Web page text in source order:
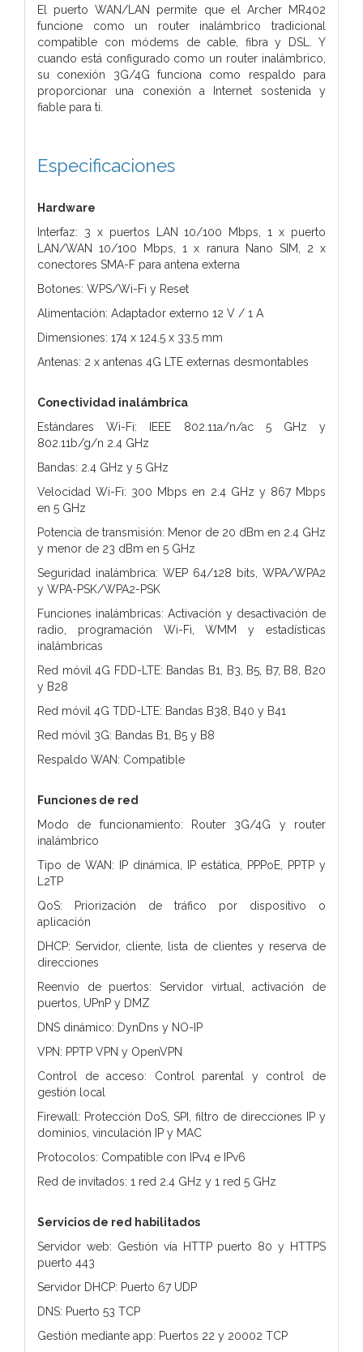
El puerto WAN/LAN permite que el Archer MR402
funcione como un router inalámbrico tradicional
compatible con módems de cable, fibra y DSL. Y
cuando está configurado como un router inalámbrico,
su conexión 3G/4G funciona como respaldo para
proporcionar una conexión a Internet sostenida y
fiable para ti.
Especificaciones
Hardware
Interfaz: 3 x puertos LAN 10/100 Mbps, 1 x puerto
LAN/WAN 10/100 Mbps, 1 x ranura Nano SIM, 2 x
conectores SMA-F para antena externa
Botones: WPS/Wi-Fi y Reset
Alimentación: Adaptador externo 12 V / 1 A
Dimensiones: 174 x 124.5 x 33.5 mm
Antenas: 2 x antenas 4G LTE externas desmontables
Conectividad inalámbrica
Estándares Wi-Fi: IEEE 802.11a/n/ac 5 GHz y
802.11b/g/n 2.4 GHz
Bandas: 2.4 GHz y 5 GHz
Velocidad Wi-Fi: 300 Mbps en 2.4 GHz y 867 Mbps
en 5 GHz
Potencia de transmisión: Menor de 20 dBm en 2.4 GHz
y menor de 23 dBm en 5 GHz
Seguridad inalámbrica: WEP 64/128 bits, WPA/WPA2
y WPA-PSK/WPA2-PSK
Funciones inalámbricas: Activación y desactivación de
radio, programación Wi-Fi, WMM y estadísticas
inalámbricas
Red móvil 4G FDD-LTE: Bandas B1, B3, B5, B7, B8, B20
y B28
Red móvil 4G TDD-LTE: Bandas B38, B40 y B41
Red móvil 3G: Bandas B1, B5 y B8
Respaldo WAN: Compatible
Funciones de red
Modo de funcionamiento: Router 3G/4G y router
inalámbrico
Tipo de WAN: IP dinámica, IP estática, PPPoE, PPTP y
L2TP
QoS: Priorización de tráfico por dispositivo o
aplicación
DHCP: Servidor, cliente, lista de clientes y reserva de
direcciones
Reenvío de puertos: Servidor virtual, activación de
puertos, UPnP y DMZ
DNS dinámico: DynDns y NO-IP
VPN: PPTP VPN y OpenVPN
Control de acceso: Control parental y control de
gestión local
Firewall: Protección DoS, SPI, filtro de direcciones IP y
dominios, vinculación IP y MAC
Protocolos: Compatible con IPv4 e IPv6
Red de invitados: 1 red 2.4 GHz y 1 red 5 GHz
Servicios de red habilitados
Servidor web: Gestión vía HTTP puerto 80 y HTTPS
puerto 443
Servidor DHCP: Puerto 67 UDP
DNS: Puerto 53 TCP
Gestión mediante app: Puertos 22 y 20002 TCP